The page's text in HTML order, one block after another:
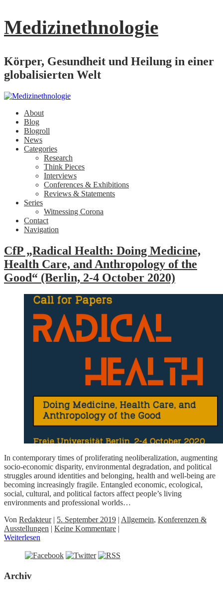
Medizinethnologie
Körper, Gesundheit und Heilung in einer
globalisierten Welt
About
Blog
Blogroll
News
Categories
Research
Think Pieces
Interviews
Conferences & Exhibitions
Reviews & Statements
Series
Witnessing Corona
Contact
Navigation
CfP „Radical Health: Doing Medicine,
Health Care, and Anthropology of the
Good“ (Berlin, 2-4 October 2020)
In contemporary times of proliferating neoliberalization, augmenting
socio-economic disparity, environmental degradation, and political
struggles around identities and belonging, health and well-being are
becoming increasingly fragile. Entangled economic, ecological,
social, cultural, and political factors affect people’s living
environments and professional worlds…
Von Redakteur| 5. September 2019 | Allgemein, Konferenzen &
Ausstellungen | Keine Kommentare |
Weiterlesen
Archiv